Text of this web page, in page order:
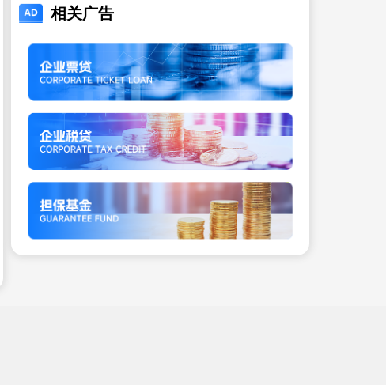
相关广告